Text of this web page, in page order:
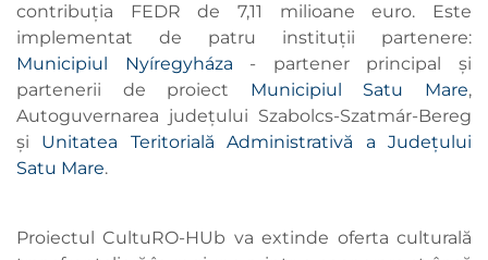
contribuția FEDR de 7,11 milioane euro. Este
implementat de patru instituții partenere:
Municipiul Nyíregyháza - partener principal și
partenerii de proiect Municipiul Satu Mare,
Autoguvernarea județului Szabolcs-Szatmár-Bereg
și Unitatea Teritorială Administrativă a Județului
Satu Mare.
Proiectul CultuRO-HUb va extinde oferta culturală